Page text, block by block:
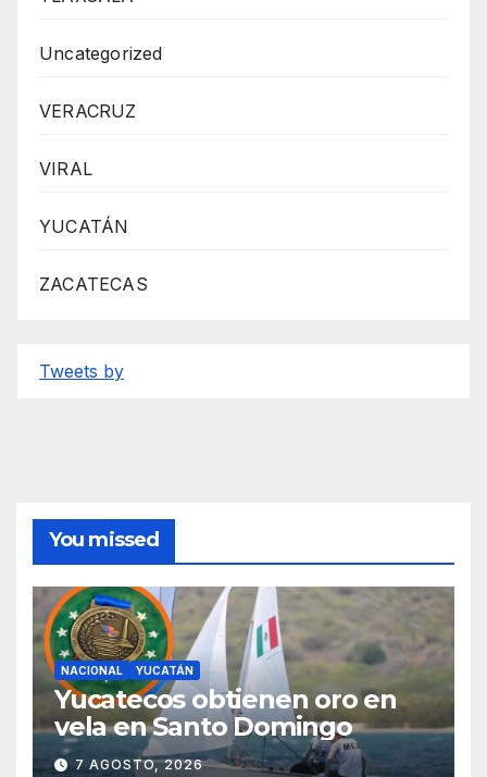
Uncategorized
VERACRUZ
VIRAL
YUCATÁN
ZACATECAS
Tweets by
You missed
NACIONAL YUCATÁN
Yucatecos obtienen oro en
vela en Santo Domingo
7 AGOSTO, 2026